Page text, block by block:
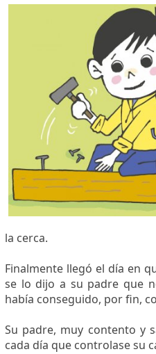
la cerca.
Finalmente llegó el día en
se lo dijo a su padre que
había conseguido, por fin,
Su padre, muy contento y
cada día que controlase su